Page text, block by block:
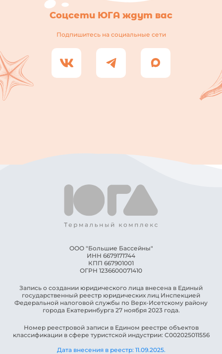
Соцсети ЮГА ждут вас
Подпишитесь на социальные сети
ООО "Большие Бассейны"
ИНН ​6679171744
КПП ​667901001
ОГРН ​1236600071410
Запись о создании юридического лица внесена в Единый
государственный реестр юридических лиц Инспекцией
Федеральной налоговой службы по Верх-Исетскому району
города Екатеринбурга 27 ноября 2023 года.
Номер реестровой записи в Едином реестре объектов
классификации в сфере туристской индустрии: С002025011556
Дата внесения в реестр: 11.09.2025.